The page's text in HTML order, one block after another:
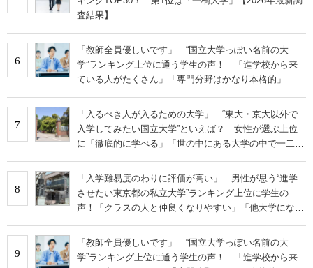
査結果】
6
「教師全員優しいです」 “国立大学っぽい名前の大
学”ランキング上位に通う学生の声！ 「進学校から来
ている人がたくさん」「専門分野はかなり本格的」
7
「入るべき人が入るための大学」 “東大・京大以外で
入学してみたい国立大学”といえば？ 女性が選ぶ上位
に「徹底的に学べる」「世の中にある大学の中で一二を
8
「入学難易度のわりに評価が高い」 男性が思う“進学
させたい東京都の私立大学”ランキング上位に学生の
声！「クラスの人と仲良くなりやすい」「他大学にない
9
「教師全員優しいです」 “国立大学っぽい名前の大
学”ランキング上位に通う学生の声！ 「進学校から来